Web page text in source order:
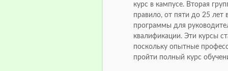
курс в кампусе. Вторая
правило, от пяти до 25 лет
программы для
квалификации. Эти курсы
поскольку опытные
пройти полный курс